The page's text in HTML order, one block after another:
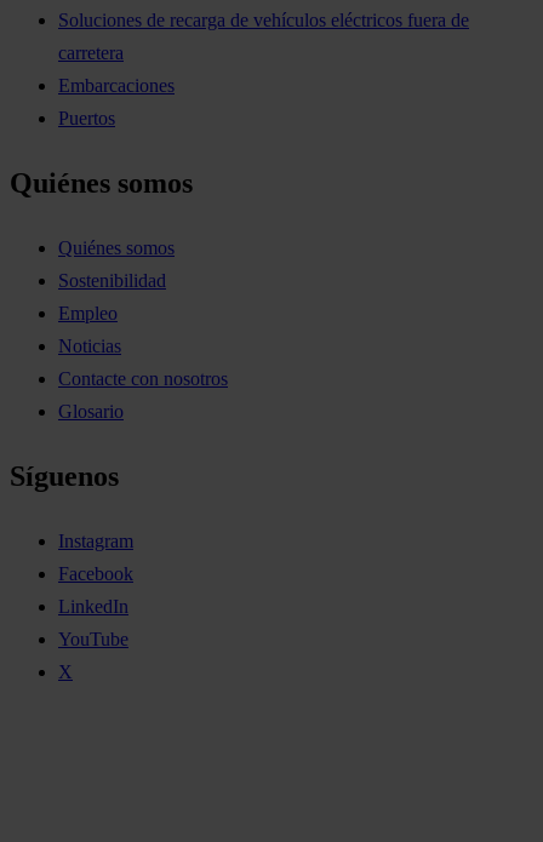
Soluciones de recarga de vehículos eléctricos fuera de
carretera
Embarcaciones
Puertos
Quiénes somos
Quiénes somos
Sostenibilidad
Empleo
Noticias
Contacte con nosotros
Glosario
Síguenos
Instagram
Facebook
LinkedIn
YouTube
X